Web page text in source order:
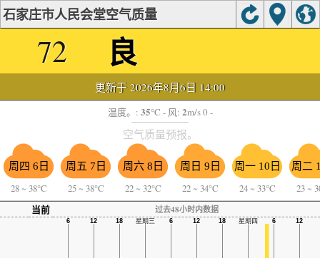
石家庄市人民会堂空气质量
72 良
更新于 2026年8月6日 14:00
温度。: 35°C - 风: 2m/s 0 -
空气质量预报。
周四 6日
28 ~ 38°C
周五 7日
25 ~ 38°C
周六 8日
22 ~ 32°C
周日 9日
22 ~ 34°C
周一 10日
24 ~ 33°C
周二
23 ~
当前
过去48小时内数据